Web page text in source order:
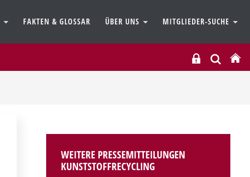
FAKTEN & GLOSSAR ÜBER UNS MITGLIEDER-SUCHE
WEITERE PRESSEMITTEILUNGEN
KUNSTSTOFFRECYCLING